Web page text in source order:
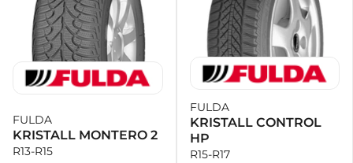
FULDA
KRISTALL MONTERO 2
R13-R15
FULDA
KRISTALL CONTROL
HP
R15-R17